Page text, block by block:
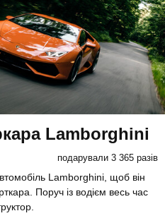
Lamborghini
подарували 3 365 разів
Lamborghini, щоб він
Поруч із водієм весь час